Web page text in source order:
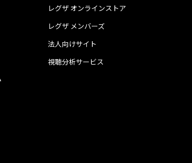
レグザ オンラインストア
レグザ メンバーズ
法人向けサイト
視聴分析サービス